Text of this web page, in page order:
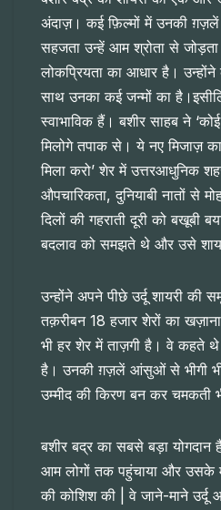
अंदाज़। कई फ़िल्मों में उनकी
सहजता उन्हें आम श्रोता से
लोकप्रियता का आधार है।
साथ उनका कई जन्मों का
स्वाभाविक हैं। बशीर साहब ने
मिलोगे तपाक से। ये नए मिजाज़
मिला करो’ शेर में उत्तरआधुनिक
औपचारिकता, दुनियाबी नातों से
दिलों की गहराती दूरी को बखूबी
बदलाव को समझते थे और उसे
उन्होंने अपने पीछे उर्दू शायरी की
तक़रीबन 18 हजार शेरों का
भी हर शेर में ताज़गी है। वे कहते थे
है। उनकी ग़ज़लें आंसुओं से भीगी
उम्मीद की किरण बन कर चमकती
बशीर बद्र का सबसे बड़ा योगदान
आम लोगों तक पहुंचाया और उसके
की कोशिश की | वे जाने-माने